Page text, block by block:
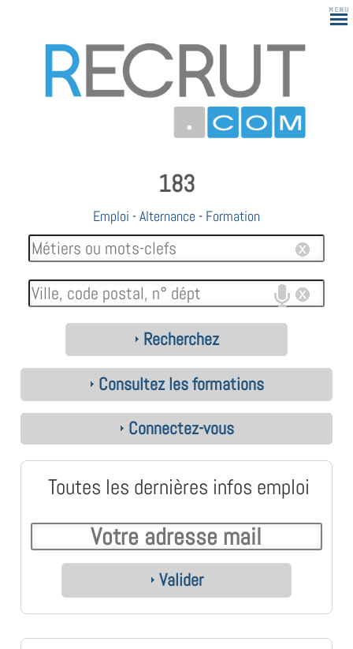
183
Emploi -Alternance - Formation
Recherchez
Consultez les formations
Connectez-vous
Toutes les dernières infos emploi
Valider